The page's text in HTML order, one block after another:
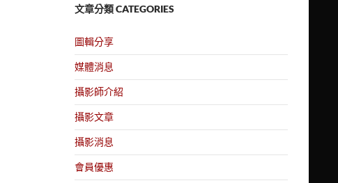
文章分類 CATEGORIES
圖輯分享
媒體消息
攝影師介紹
攝影文章
攝影消息
會員優惠